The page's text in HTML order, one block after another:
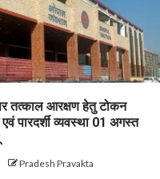
तत्काल आरक्षण हेतु टोकन
पारदर्शी व्यवस्था 01 अगस्त
Pradesh Pravakta